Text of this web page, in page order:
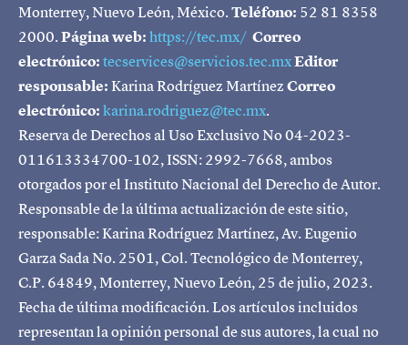
Monterrey, Nuevo León, México.Teléfono: 52 81 8358
2000.Página web:https://tec.mx/ Correo
electrónico:tecservices@servicios.tec.mxEditor
responsable:Karina Rodríguez MartínezCorreo
electrónico:karina.rodriguez@tec.mx.
Reserva de Derechos al Uso Exclusivo No 04-2023-
011613334700-102, ISSN: 2992-7668, ambos
otorgados por el Instituto Nacional del Derecho de Autor.
Responsable de la última actualización de este sitio,
responsable: Karina Rodríguez Martínez, Av. Eugenio
Garza Sada No. 2501, Col. Tecnológico de Monterrey,
C.P. 64849, Monterrey, Nuevo León, 25 de julio, 2023.
Fecha de última modificación. Los artículos incluidos
representan la opinión personal de sus autores, la cual no